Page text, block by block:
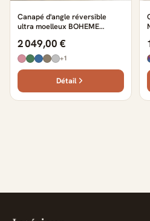
Canapé d'angle réversible
ultra moelleux BOHEME
2 049,00 €
+1
Détail